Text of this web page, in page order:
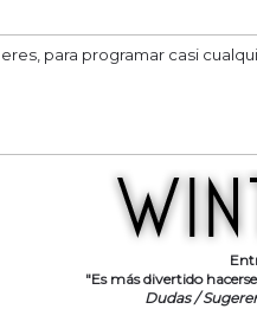
para programar casi
"Es más divertido
Dudas /